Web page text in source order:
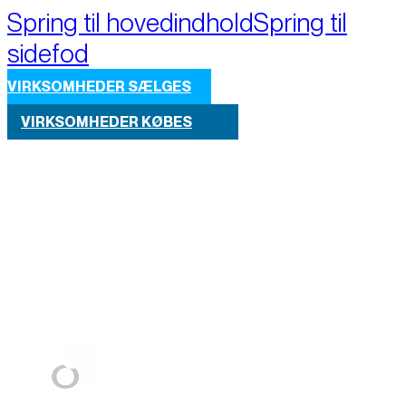
Spring til hovedindholdSpring til
sidefod
VIRKSOMHEDER SÆLGES
VIRKSOMHEDER KØBES